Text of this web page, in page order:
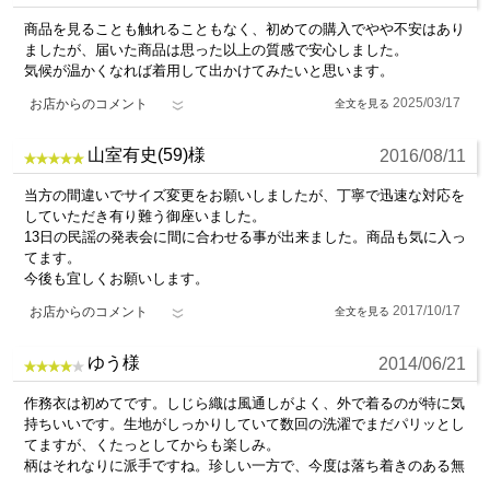
商品を見ることも触れることもなく、初めての購入でやや不安はあり
ましたが、届いた商品は思った以上の質感で安心しました。
気候が温かくなれば着用して出かけてみたいと思います。
お店からのコメント 2025/03/17
山室有史(59)様 2016/08/11
当方の間違いでサイズ変更をお願いしましたが、丁寧で迅速な対応を
していただき有り難う御座いました。
13日の民謡の発表会に間に合わせる事が出来ました。商品も気に入っ
てます。
今後も宜しくお願いします。
お店からのコメント 2017/10/17
ゆう様 2014/06/21
作務衣は初めてです。しじら織は風通しがよく、外で着るのが特に気
持ちいいです。生地がしっかりしていて数回の洗濯でまだパリッとし
てますが、くたっとしてからも楽しみ。
柄はそれなりに派手ですね。珍しい一方で、今度は落ち着きのある無